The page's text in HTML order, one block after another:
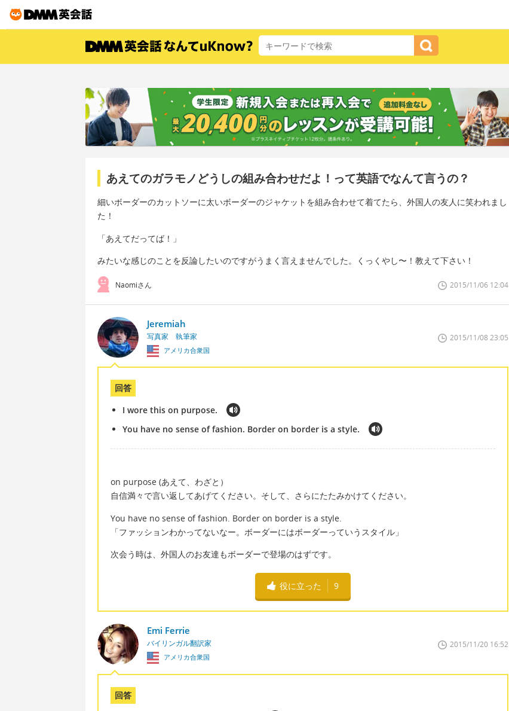
あえてのガラモノどうしの組み合わせだよ！って英語でなんて言うの？
細いボーダーのカットソーに太いボーダーのジャケットを組み合わせて着てたら、外国人の友人に笑われまし
た！
「あえてだってば！」
みたいな感じのことを反論したいのですがうまく言えませんでした。くっくやし〜！教えて下さい！
Naomiさん 2015/11/06 12:04
Jeremiah
写真家 執筆家
アメリカ合衆国
2015/11/08 23:05
回答
I wore this on purpose.
You have no sense of fashion. Border on border is a style.
on purpose (あえて、わざと）
自信満々で言い返してあげてください。そして、さらにたたみかけてください。
You have no sense of fashion. Border on border is a style.
「ファッションわかってないなー。ボーダーにはボーダーっていうスタイル」
次会う時は、外国人のお友達もボーダーで登場のはずです。
役に立った 9
Emi Ferrie
バイリンガル翻訳家
アメリカ合衆国
2015/11/20 16:52
回答